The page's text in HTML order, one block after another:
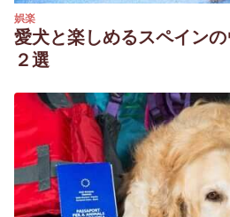
娯楽
愛犬と楽しめるスペイン
２選